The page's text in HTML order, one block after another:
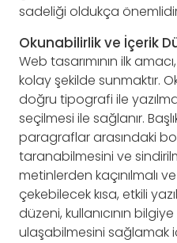
sadeliği oldukça
Okunabilirlik ve İçerik
Web tasarımının ilk
kolay şekilde sunmaktır.
doğru tipografi ile
seçilmesi ile sağlanır.
paragraflar arasındaki
taranabilmesini ve
metinlerden kaçınılmalı
çekebilecek kısa, etkili
düzeni, kullanıcının bilgiye
ulaşabilmesini sağlamak